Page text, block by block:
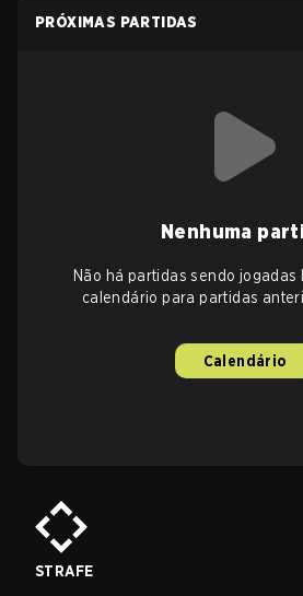
PRÓXIMAS PARTIDAS
Nenhuma
Não há partidas sendo jogadas
calendário para partidas
Calendário
STRAFE